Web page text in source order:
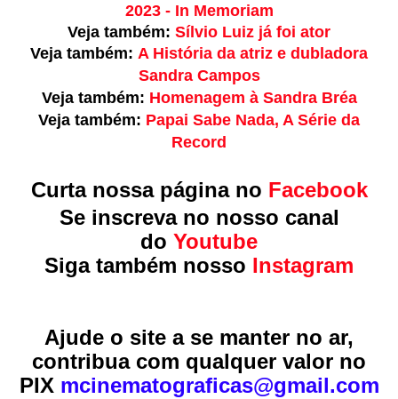
2023 - In Memoriam
Veja também: Sílvio Luiz já foi ator
Veja também: A História da atriz e dubladora
Sandra Campos
Veja também: Homenagem à Sandra Bréa
Veja também: Papai Sabe Nada, A Série da
Record
Curta nossa página no Facebook
Se inscreva no nosso canal
do Youtube
Siga também nosso Instagram
Ajude o site a se manter no ar,
contribua com qualquer valor no
PIX mcinematograficas@gmail.com